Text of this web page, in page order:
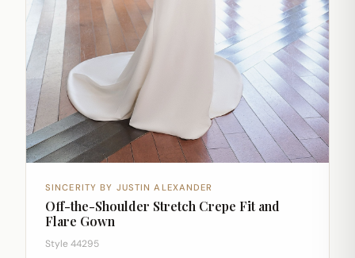
SINCERITY BY JUSTIN ALEXANDER
Off-the-Shoulder Stretch Crepe Fit and
Flare Gown
Style 44295